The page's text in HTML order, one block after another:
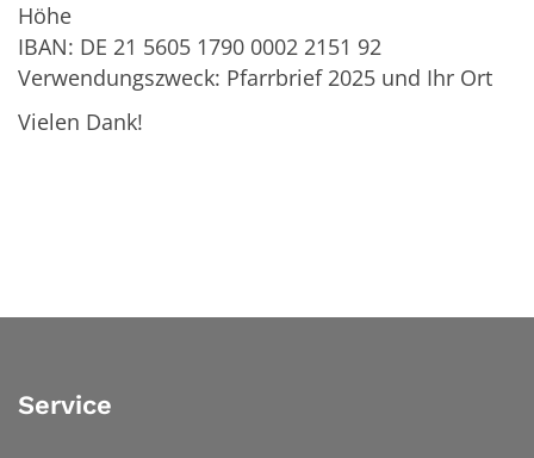
Höhe
IBAN: DE 21 5605 1790 0002 2151 92
Verwendungszweck: Pfarrbrief 2025 und Ihr Ort
Vielen Dank!
Service